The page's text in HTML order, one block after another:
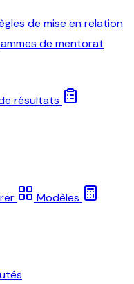
de mise en relation
de mentorat
résultats
Modèles